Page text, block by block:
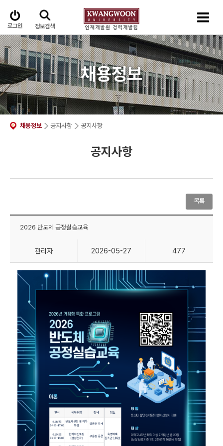
로그인 정보검색
채용정보
채용정보 공지사항 공지사항
공지사항
목록
2026 반도체 공정실습교육
관리자 2026-05-27 477